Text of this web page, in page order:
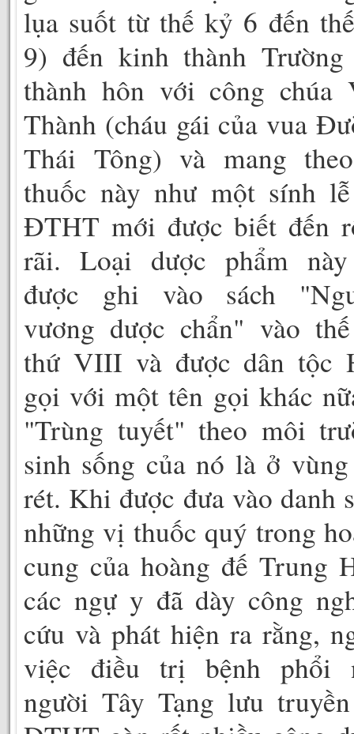
lụa suốt từ thế kỷ 6 đến
9) đến kinh thành
thành hôn với công chúa
Thành (cháu gái của vua
Thái Tông) và mang
thuốc này như một sính
ĐTHT mới được biết đến
rãi. Loại dược phẩm
được ghi vào sách
vương dược chẩn" vào
thứ VIII và được dân tộc
gọi với một tên gọi khác
"Trùng tuyết" theo môi
sinh sống của nó là ở
rét. Khi được đưa vào danh
những vị thuốc quý trong
cung của hoàng đế Trung
các ngự y đã dày công
cứu và phát hiện ra rằng,
việc điều trị bệnh phổi
người Tây Tạng lưu